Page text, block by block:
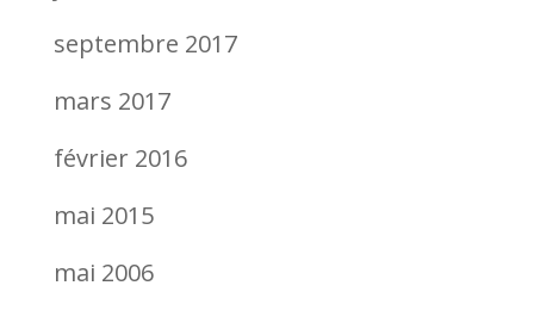
septembre 2017
mars 2017
février 2016
mai 2015
mai 2006